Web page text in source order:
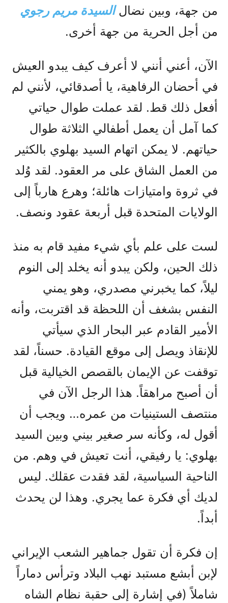
من جهة، وبين نضالالسيدة مریم رجوي
من أجل الحرية من جهة أخرى.
الآن، أعني أنني لا أعرف كيف يبدو العيش
في أحضان الرفاهية، يا أصدقائي، لأنني لم
أفعل ذلك قط. لقد عملت طوال حياتي
كما آمل أن يعمل أطفالي الثلاثة طوال
حياتهم. لا يمكن اتهام السيد بهلوي بالكثير
من العمل الشاق على مر العقود. لقد وُلد
في ثروة وامتيازات هائلة؛ وهرع هارباً إلى
الولايات المتحدة قبل أربعة عقود ونصف.
لست على علم بأي شيء مفيد قام به منذ
ذلك الحين، ولكن يبدو أنه يخلد إلى النوم
ليلاً، كما يخبرني مصدري، وهو يمني
النفس بشغف أن اللحظة قد اقتربت، وأنه
الأمير القادم عبر البحار الذي سيأتي
للإنقاذ ويصل إلى موقع القيادة. حسناً، لقد
توقفت عن الإيمان بالقصص الخيالية قبل
أن أصبح مراهقاً. هذا الرجل الآن في
منتصف الستينيات من عمره… ويجب أن
أقول له، وكأنه سر صغير بيني وبين السيد
بهلوي: يا رفيقي، أنت تعيش في وهم. من
الناحية السياسية، لقد فقدت عقلك. ليس
لديك أي فكرة عما يجري. وهذا لن يحدث
أبداً.
إن فكرة أن تقول جماهير الشعب الإيراني
لإبن أبشع مستبد نهب البلاد وترأس دماراً
شاملاً (في إشارة إلى حقبة نظام الشاه